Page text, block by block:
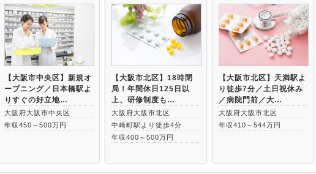
【大阪市中央区】新規オ
ープニング／日本橋駅よ
りすぐの好立地…
大阪府大阪市中央区
年収450～500万円
【大阪市北区】18時閉
局！年間休日125日以
上、研修制度も…
大阪府大阪市北区
中崎町駅より徒歩4分
年収400～500万円
【大阪市北区】天満駅よ
り徒歩7分／土日祝休み
／病院門前／大…
大阪府大阪市北区
年収410～544万円